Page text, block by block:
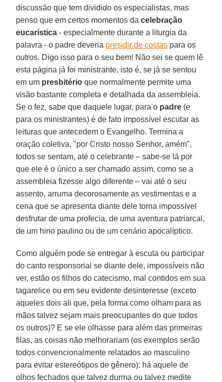
discussão que tem dividido os especialistas, mas
penso que em certos momentos dacelebração
eucarística - especialmente durante a liturgia da
palavra - o padre deveria presidir de costas para os
outros. Digo isso para o seu bem! Não sei se quem lê
esta página já foi ministrante, isto é, se já se sentou
em um presbitério que normalmente permite uma
visão bastante completa e detalhada da assembleia.
Se o fez, sabe que daquele lugar, para o padre (e
para os ministrantes) é de fato impossível escutar as
leituras que antecedem o Evangelho. Termina a
oração coletiva, "por Cristo nosso Senhor, amém",
todos se sentam, até o celebrante – sabe-se lá por
que ele é o único a ser chamado assim, como se a
assembleia fizesse algo diferente – vai até o seu
assento, arruma decorosamente as vestimentas e a
cena que se apresenta diante dele torna impossível
desfrutar de uma profecia, de uma aventura patriarcal,
de um hino paulino ou de um cenário apocalíptico.
Como alguém pode se entregar à escuta ou participar
do canto responsorial se diante dele, impossíveis não
ver, estão os filhos do catecismo, mal contidos em sua
tagarelice ou em seu evidente desinteresse (exceto
aqueles dois ali que, pela forma como olham para as
mãos talvez sejam mais preocupantes do que todos
os outros)? E se ele olhasse para além das primeiras
filas, as coisas não melhorariam (os exemplos serão
todos convencionalmente relatados ao masculino
para evitar estereótipos de gênero): há aquele de
olhos fechados que talvez durma ou talvez medite